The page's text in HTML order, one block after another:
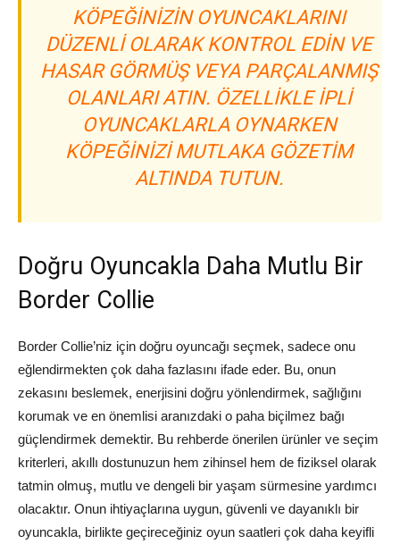
KÖPEĞINIZIN OYUNCAKLARINI
DÜZENLI OLARAK KONTROL EDIN VE
HASAR GÖRMÜŞ VEYA PARÇALANMIŞ
OLANLARI ATIN. ÖZELLIKLE IPLI
OYUNCAKLARLA OYNARKEN
KÖPEĞINIZI MUTLAKA GÖZETIM
ALTINDA TUTUN.
Doğru Oyuncakla Daha Mutlu Bir
Border Collie
Border Collie’niz için doğru oyuncağı seçmek, sadece onu
eğlendirmekten çok daha fazlasını ifade eder. Bu, onun
zekasını beslemek, enerjisini doğru yönlendirmek, sağlığını
korumak ve en önemlisi aranızdaki o paha biçilmez bağı
güçlendirmek demektir. Bu rehberde önerilen ürünler ve seçim
kriterleri, akıllı dostunuzun hem zihinsel hem de fiziksel olarak
tatmin olmuş, mutlu ve dengeli bir yaşam sürmesine yardımcı
olacaktır. Onun ihtiyaçlarına uygun, güvenli ve dayanıklı bir
oyuncakla, birlikte geçireceğiniz oyun saatleri çok daha keyifli